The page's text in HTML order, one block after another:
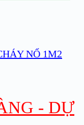
NỔ 1M2
- DỰ